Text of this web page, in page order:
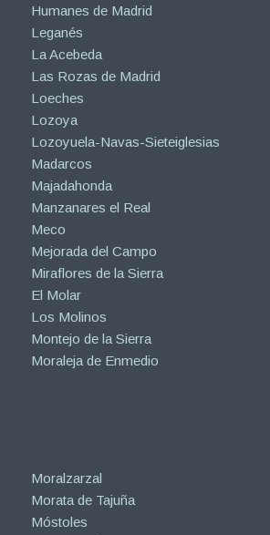
Humanes de Madrid
Leganés
La Acebeda
Las Rozas de Madrid
Loeches
Lozoya
Lozoyuela-Navas-Sieteiglesias
Madarcos
Majadahonda
Manzanares el Real
Meco
Mejorada del Campo
Miraflores de la Sierra
El Molar
Los Molinos
Montejo de la Sierra
Moraleja de Enmedio
Moralzarzal
Morata de Tajuña
Móstoles